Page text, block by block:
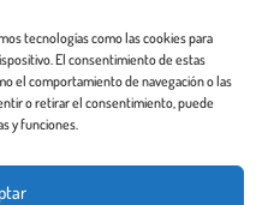
tecnologías como las cookies para
El consentimiento de estas
el comportamiento de navegación o las
o retirar el consentimiento, puede
y funciones.